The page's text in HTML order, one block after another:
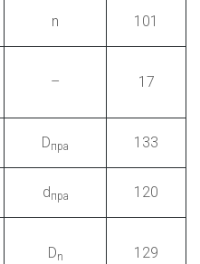
n 101
– 17
Dпра 133
dпра 120
Dn 129